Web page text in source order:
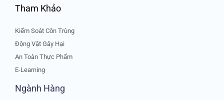
Tham Khảo
Kiểm Soát Côn Trùng
Động Vật Gây Hại
An Toàn Thực Phẩm
E-Learning
Ngành Hàng